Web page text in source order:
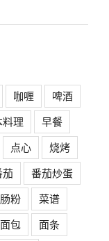
咖喱
啤酒
料理
早餐
点心
烧烤
茄
番茄炒蛋
肠粉
菜谱
面包
面条